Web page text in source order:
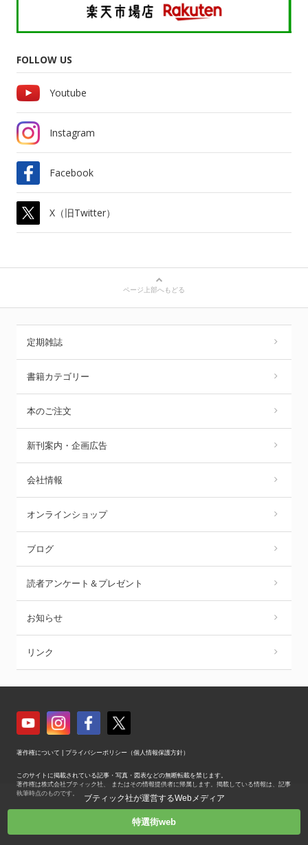
FOLLOW US
Youtube
Instagram
Facebook
X（旧Twitter）
ページ上部へもどる
定期雑誌
書籍カテゴリー
本のご注文
新刊案内・企画広告
会社情報
オンラインショップ
ブログ
読者アンケート＆プレゼント
お知らせ
リンク
著作権について プライバシーポリシー（個人情報保護方針）
このサイトに掲載されている記事・写真・図表などの無断転載を禁じます。
著作権は株式会社ブティック社、 またはその情報提供者に帰属します。掲載している情報は、記事
執筆時点のものです。
Copyright © Boutique-sha, Inc. All Rights Reserved.
ブティック社が運営するWebメディア
特選街web